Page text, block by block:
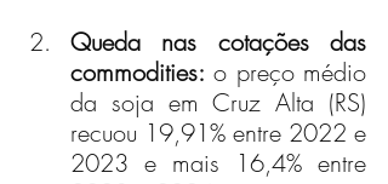
Queda nas cotações das
commodities: o preço médio
da soja em Cruz Alta (RS)
recuou 19,91% entre 2022 e
2023 e mais 16,4% entre